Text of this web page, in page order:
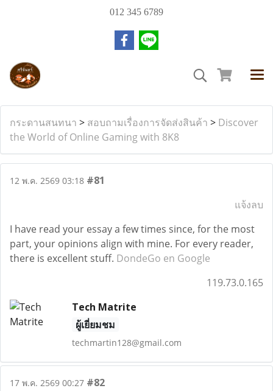
012 345 6789
กระดานสนทนา > สอบถามเรื่องการจัดส่งสินค้า > Discover
the World of Online Gaming with 8K8
12 พ.ค. 2569 03:18 #81
แจ้งลบ
I have read your essay a few times since, for the most
part, your opinions align with mine. For every reader,
there is excellent stuff. DondeGo en Google
119.73.0.165
Tech Matrite
ผู้เยี่ยมชม
techmartin128@gmail.com
17 พ.ค. 2569 00:27 #82